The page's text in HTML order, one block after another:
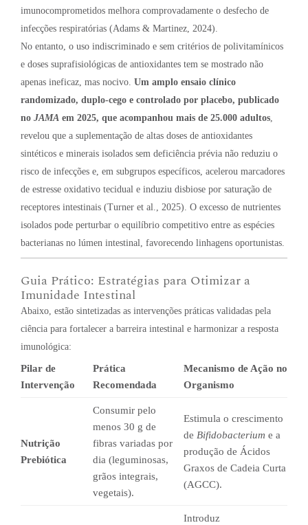
imunocomprometidos melhora comprovadamente o desfecho de
infecções respiratórias (Adams & Martinez, 2024).
No entanto, o uso indiscriminado e sem critérios de polivitamínicos
e doses suprafisiológicas de antioxidantes tem se mostrado não
apenas ineficaz, mas nocivo. Um amplo ensaio clínico
randomizado, duplo-cego e controlado por placebo, publicado
no JAMA em 2025, que acompanhou mais de 25.000 adultos,
revelou que a suplementação de altas doses de antioxidantes
sintéticos e minerais isolados sem deficiência prévia não reduziu o
risco de infecções e, em subgrupos específicos, acelerou marcadores
de estresse oxidativo tecidual e induziu disbiose por saturação de
receptores intestinais (Turner et al., 2025). O excesso de nutrientes
isolados pode perturbar o equilíbrio competitivo entre as espécies
bacterianas no lúmen intestinal, favorecendo linhagens oportunistas.
Guia Prático: Estratégias para Otimizar a
Imunidade Intestinal
Abaixo, estão sintetizadas as intervenções práticas validadas pela
ciência para fortalecer a barreira intestinal e harmonizar a resposta
imunológica:
Pilar de
Intervenção
Prática
Recomendada
Mecanismo de Ação no
Organismo
Nutrição
Prebiótica
Consumir pelo
menos 30 g de
fibras variadas por
dia (leguminosas,
grãos integrais,
vegetais).
Estimula o crescimento
de Bifidobacterium e a
produção de Ácidos
Graxos de Cadeia Curta
(AGCC).
Introduz